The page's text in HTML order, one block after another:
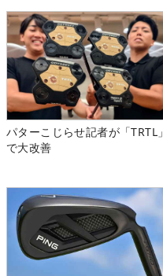
パターこじらせ記者が「TRTL」
で大改善